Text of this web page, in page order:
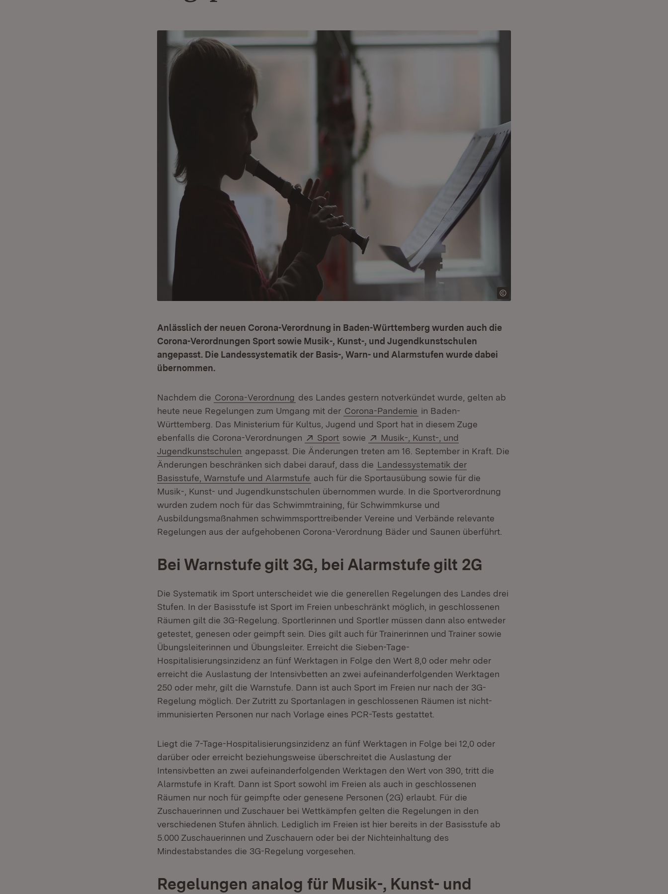
Anlässlich der neuen Corona-Verordnung in Baden-Württemberg wurden auch die
Corona-Verordnungen Sport sowie Musik-, Kunst-, und Jugendkunstschulen
angepasst. Die Landessystematik der Basis-, Warn- und Alarmstufen wurde dabei
übernommen.
Nachdem die Corona-Verordnung des Landes gestern notverkündet wurde, gelten ab
heute neue Regelungen zum Umgang mit der Corona-Pandemie in Baden-
Württemberg. Das Ministerium für Kultus, Jugend und Sport hat in diesem Zuge
ebenfalls die Corona-Verordnungen
Extern:
Sport (Öffnet in neuem Fenster)
sowie Extern:
Musik-, Kunst-, und
Jugendkunstschulen (Öffnet in neuem Fenster)
angepasst. Die Änderungen treten am 16. September in Kraft. Die
Änderungen beschränken sich dabei darauf, dass die Landessystematik der
Basisstufe, Warnstufe und Alarmstufe auch für die Sportausübung sowie für die
Musik-, Kunst- und Jugendkunstschulen übernommen wurde. In die Sportverordnung
wurden zudem noch für das Schwimmtraining, für Schwimmkurse und
Ausbildungsmaßnahmen schwimmsporttreibender Vereine und Verbände relevante
Regelungen aus der aufgehobenen Corona-Verordnung Bäder und Saunen überführt.
Bei Warnstufe gilt 3G, bei Alarmstufe gilt 2G
Die Systematik im Sport unterscheidet wie die generellen Regelungen des Landes drei
Stufen. In der Basisstufe ist Sport im Freien unbeschränkt möglich, in geschlossenen
Räumen gilt die 3G-Regelung. Sportlerinnen und Sportler müssen dann also entweder
getestet, genesen oder geimpft sein. Dies gilt auch für Trainerinnen und Trainer sowie
Übungsleiterinnen und Übungsleiter. Erreicht die Sieben-Tage-
Hospitalisierungsinzidenz an fünf Werktagen in Folge den Wert 8,0 oder mehr oder
erreicht die Auslastung der Intensivbetten an zwei aufeinanderfolgenden Werktagen
250 oder mehr, gilt die Warnstufe. Dann ist auch Sport im Freien nur nach der 3G-
Regelung möglich. Der Zutritt zu Sportanlagen in geschlossenen Räumen ist nicht-
immunisierten Personen nur nach Vorlage eines PCR-Tests gestattet.
Liegt die 7-Tage-Hospitalisierungsinzidenz an fünf Werktagen in Folge bei 12,0 oder
darüber oder erreicht beziehungsweise überschreitet die Auslastung der
Intensivbetten an zwei aufeinanderfolgenden Werktagen den Wert von 390, tritt die
Alarmstufe in Kraft. Dann ist Sport sowohl im Freien als auch in geschlossenen
Räumen nur noch für geimpfte oder genesene Personen (2G) erlaubt. Für die
Zuschauerinnen und Zuschauer bei Wettkämpfen gelten die Regelungen in den
verschiedenen Stufen ähnlich. Lediglich im Freien ist hier bereits in der Basisstufe ab
5.000 Zuschauerinnen und Zuschauern oder bei der Nichteinhaltung des
Mindestabstandes die 3G-Regelung vorgesehen.
Regelungen analog für Musik-, Kunst- und